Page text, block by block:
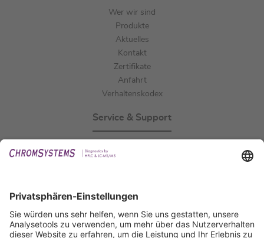
Wer wir sind
Produkte
Aktuelles
Kontakt
Zertifikate
Anfahrt
Verhaltenskodex
Service & Support
IFU anfordern
Zertifizierungen